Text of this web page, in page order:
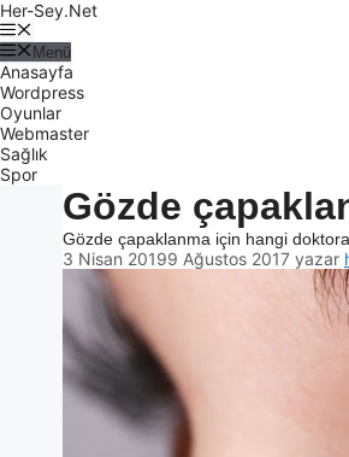
Her-Sey.Net
Menü
Anasayfa
Wordpress
Oyunlar
Webmaster
Sağlık
Spor
Gözde
Gözde çapaklanma için hangi
3 Nisan 20199 Ağustos 2017 yazar